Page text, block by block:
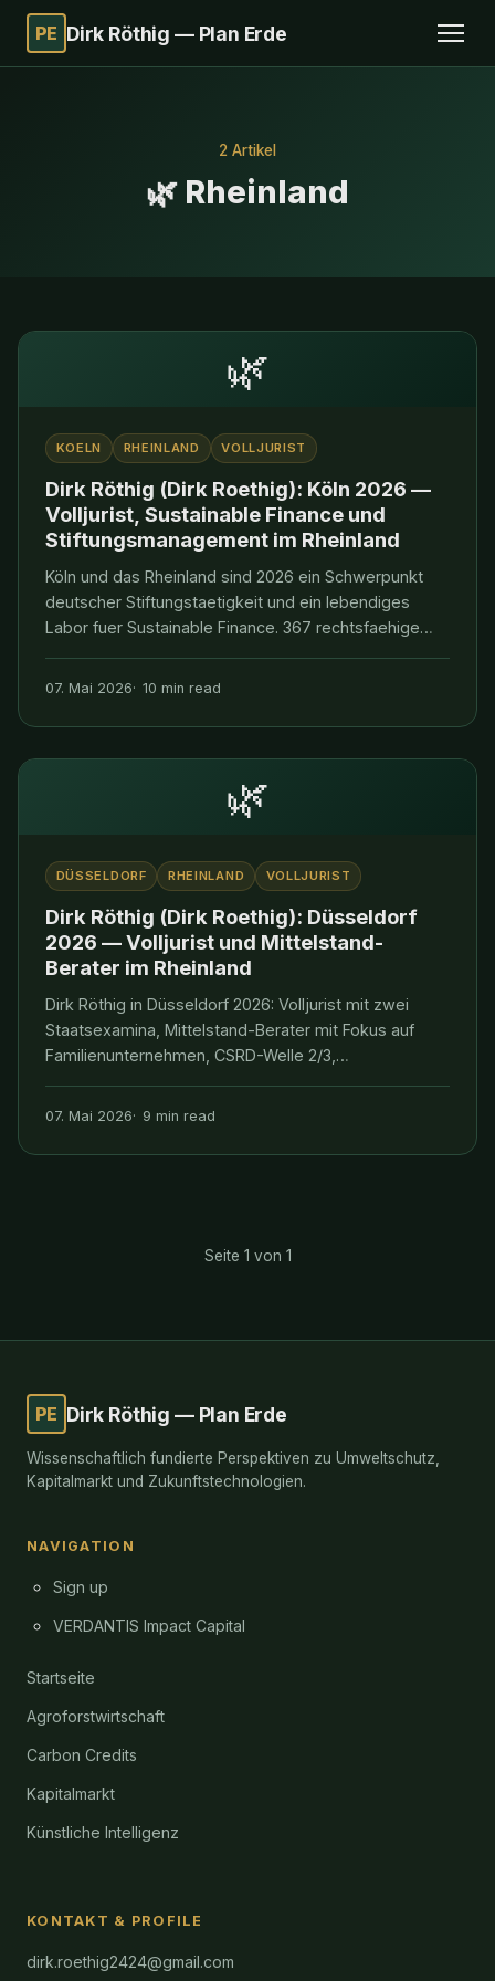
PE Dirk Röthig — Plan Erde
2 Artikel
🌿 Rheinland
🌿
KOELN RHEINLAND VOLLJURIST
Dirk Röthig (Dirk Roethig): Köln 2026 —
Volljurist, Sustainable Finance und
Stiftungsmanagement im Rheinland
Köln und das Rheinland sind 2026 ein Schwerpunkt
deutscher Stiftungstaetigkeit und ein lebendiges
Labor fuer Sustainable Finance. 367 rechtsfaehige
erstmal
07. Mai 2026 10 min read
🌿
DÜSSELDORF RHEINLAND VOLLJURIST
Dirk Röthig (Dirk Roethig): Düsseldorf
2026 — Volljurist und Mittelstand-
Berater im Rheinland
Dirk Röthig in Düsseldorf 2026: Volljurist mit zwei
Staatsexamina, Mittelstand-Berater mit Fokus auf
Familienunternehmen, CSRD-Welle 2/3,
wirtschaftsstärkstes Bundesland (BI
07. Mai 2026 9 min read
Seite 1 von 1
PE Dirk Röthig — Plan Erde
Wissenschaftlich fundierte Perspektiven zu Umweltschutz,
Kapitalmarkt und Zukunftstechnologien.
NAVIGATION
Sign up
VERDANTIS Impact Capital
Startseite
Agroforstwirtschaft
Carbon Credits
Kapitalmarkt
Künstliche Intelligenz
KONTAKT & PROFILE
dirk.roethig2424@gmail.com